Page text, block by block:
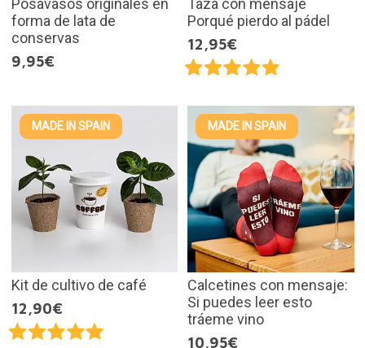
Posavasos originales en
forma de lata de
conservas
9,95€
Taza con mensaje
Porqué pierdo al pádel
12,95€
MADE IN SPAIN
Kit de cultivo de café
12,90€
MADE IN SPAIN
Calcetines con mensaje:
Si puedes leer esto
tráeme vino
10,95€